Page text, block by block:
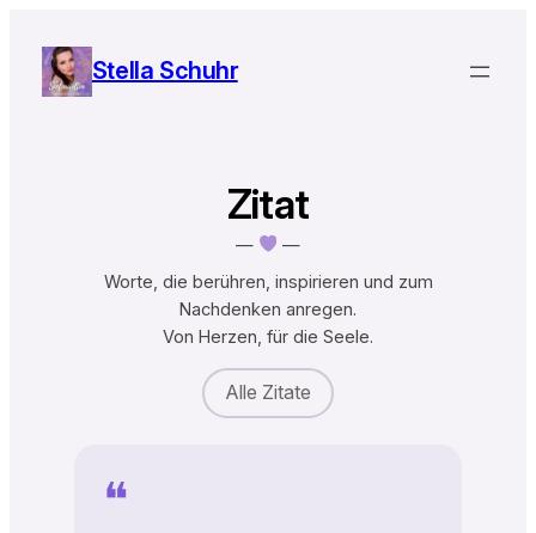
Inhalt
springen
Stella Schuhr
Zitat
—
—
Worte, die berühren, inspirieren und zum
Nachdenken anregen.
Von Herzen, für die Seele.
Alle Zitate
❝